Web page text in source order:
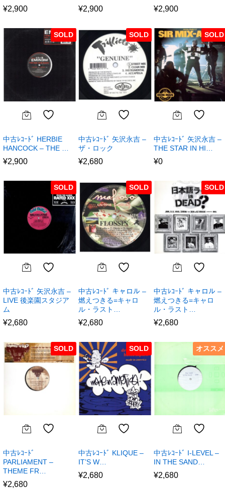
¥2,900 ¥2,900 ¥2,900
SOLD
中古ﾚｺｰﾄﾞ HERBIE
HANCOCK – THE …
¥2,900
SOLD
中古ﾚｺｰﾄﾞ 矢沢永吉 –
ザ・ロック
¥2,680
SOLD
中古ﾚｺｰﾄﾞ 矢沢永吉 –
THE STAR IN HI…
¥0
SOLD
中古ﾚｺｰﾄﾞ 矢沢永吉 –
LIVE 後楽園スタジア
ム
¥2,680
SOLD
中古ﾚｺｰﾄﾞ キャロル –
燃えつきる=キャロ
ル・ラスト…
¥2,680
SOLD
中古ﾚｺｰﾄﾞ キャロル –
燃えつきる=キャロ
ル・ラスト…
¥2,680
SOLD
中古ﾚｺｰﾄﾞ
PARLIAMENT –
THEME FR…
¥2,680
SOLD
中古ﾚｺｰﾄﾞ KLIQUE –
IT’S W…
¥2,680
オススメ
中古ﾚｺｰﾄﾞ I-LEVEL –
IN THE SAND…
¥2,680